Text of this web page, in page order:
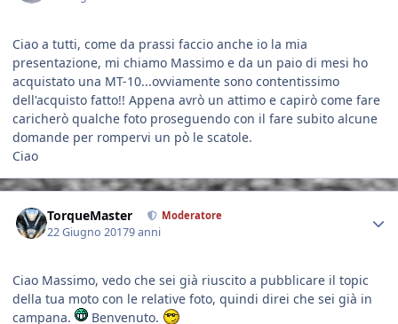
Ciao a tutti, come da prassi faccio anche io la mia
presentazione, mi chiamo Massimo e da un paio di mesi ho
acquistato una MT-10...ovviamente sono contentissimo
dell'acquisto fatto!! Appena avrò un attimo e capirò come fare
caricherò qualche foto proseguendo con il fare subito alcune
domande per rompervi un pò le scatole.
Ciao
TorqueMaster Moderatore
22 Giugno 20179 anni
Ciao Massimo, vedo che sei già riuscito a pubblicare il topic
della tua moto con le relative foto, quindi direi che sei già in
campana.
Benvenuto.